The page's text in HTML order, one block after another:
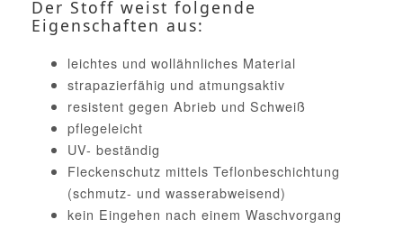
Der Stoff weist folgende
Eigenschaften aus:
leichtes und wollähnliches Material
strapazierfähig und atmungsaktiv
resistent gegen Abrieb und Schweiß
pflegeleicht
UV- beständig
Fleckenschutz mittels Teflonbeschichtung
(schmutz- und wasserabweisend)
kein Eingehen nach einem Waschvorgang